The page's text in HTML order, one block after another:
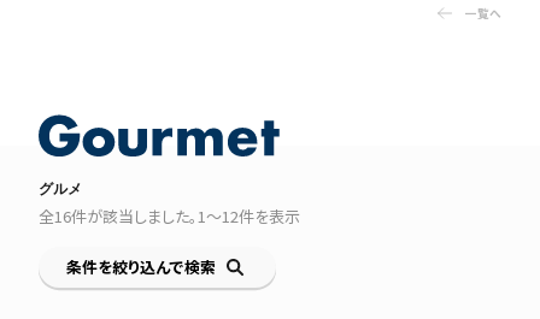
一覧へ
グルメ
全16件が該当しました。1〜12件を表示
条件を絞り込んで検索